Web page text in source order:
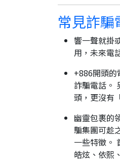
常見詐騙
響一聲就掛
用，未來電
+886開頭的
詐騙電話。
頭，更沒有
幽靈包裹的
騙集團可趁
一些特徵。
皓炫、依熙